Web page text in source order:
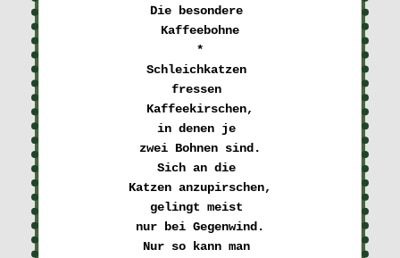
Die besondere
Kaffeebohne
Schleichkatzen
fressen
Kaffeekirschen,
in denen je
zwei Bohnen sind.
Sich an die
Katzen anzupirschen,
gelingt meist
nur bei Gegenwind.
Nur so kann man